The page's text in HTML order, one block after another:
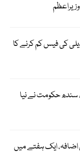
کی فیس کم کرنے کا
سندھ حکومت نے نیا
ایک ہفتے میں